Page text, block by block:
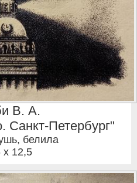
В. А.
Санкт-Петербург"
белила
x 12,5